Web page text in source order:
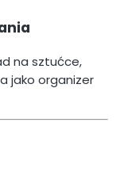
na sztućce,
jako organizer